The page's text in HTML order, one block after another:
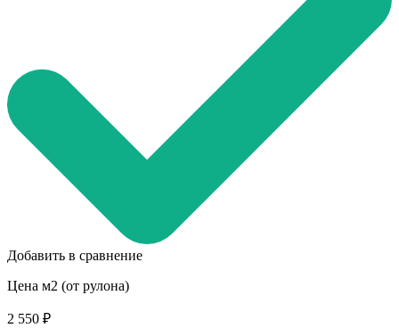
Добавить в сравнение
Цена м2 (от рулона)
2 550 ₽